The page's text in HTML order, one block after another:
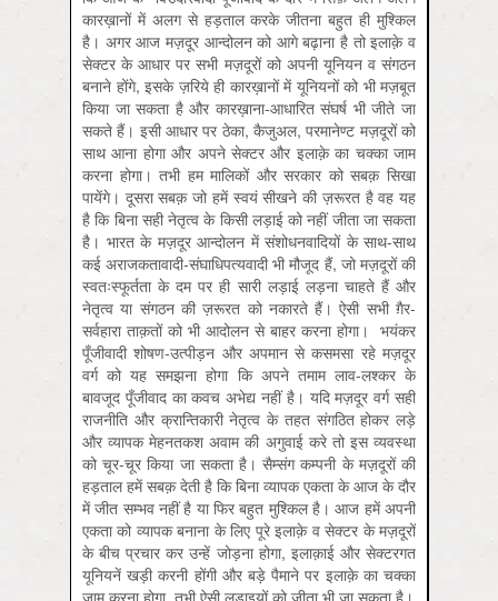
कारख़ानों में अलग से हड़ताल करके जीतना बहुत ही मुश्किल
है। अगर आज मज़दूर आन्दोलन को आगे बढ़ाना है तो इलाक़े व
सेक्टर के आधार पर सभी मज़दूरों को अपनी यूनियन व संगठन
बनाने होंगे, इसके ज़रिये ही कारख़ानों में यूनियनों को भी मज़बूत
किया जा सकता है और कारख़ाना-आधारित संघर्ष भी जीते जा
सकते हैं। इसी आधार पर ठेका, कैजुअल, परमानेण्ट मज़दूरों को
साथ आना होगा और अपने सेक्टर और इलाक़े का चक्का जाम
करना होगा। तभी हम मालिकों और सरकार को सबक़ सिखा
पायेंगे। दूसरा सबक़ जो हमें स्वयं सीखने की ज़रूरत है वह यह
है कि बिना सही नेतृत्व के किसी लड़ाई को नहीं जीता जा सकता
है। भारत के मज़दूर आन्दोलन में संशोधनवादियों के साथ-साथ
कई अराजकतावादी-संघाधिपत्यवादी भी मौजूद हैं, जो मज़दूरों की
स्वतःस्फूर्तता के दम पर ही सारी लड़ाई लड़ना चाहते हैं और
नेतृत्व या संगठन की ज़रूरत को नकारते हैं। ऐसी सभी ग़ैर-
सर्वहारा ताक़तों को भी आदोलन से बाहर करना होगा। भयंकर
पूँजीवादी शोषण-उत्पीड़न और अपमान से कसमसा रहे मज़दूर
वर्ग को यह समझना होगा कि अपने तमाम लाव-लश्कर के
बावजूद पूँजीवाद का कवच अभेद्य नहीं है। यदि मज़दूर वर्ग सही
राजनीति और क्रान्तिकारी नेतृत्व के तहत संगठित होकर लड़े
और व्यापक मेहनतकश अवाम की अगुवाई करे तो इस व्यवस्था
को चूर-चूर किया जा सकता है। सैम्संग कम्पनी के मज़दूरों की
हड़ताल हमें सबक़ देती है कि बिना व्यापक एकता के आज के दौर
में जीत सम्भव नहीं है या फिर बहुत मुश्किल है। आज हमें अपनी
एकता को व्यापक बनाना के लिए पूरे इलाक़े व सेक्टर के मज़दूरों
के बीच प्रचार कर उन्हें जोड़ना होगा, इलाक़ाई और सेक्टरगत
यूनियनें खड़ी करनी होंगी और बड़े पैमाने पर इलाक़े का चक्का